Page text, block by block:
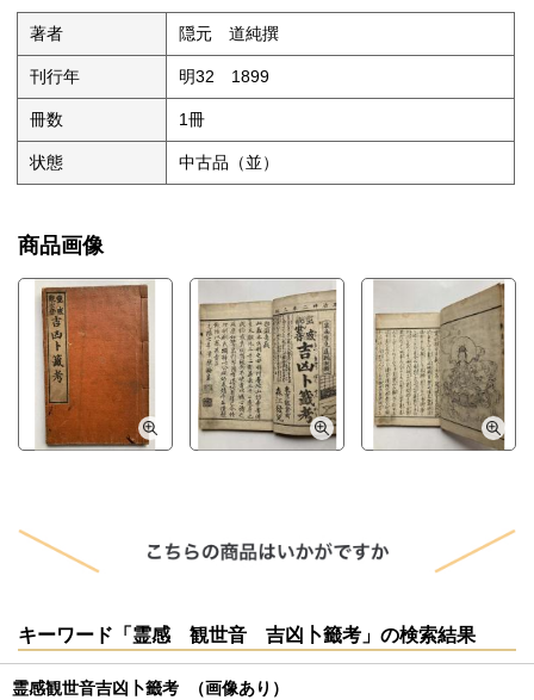
著者 隠元 道純撰
刊行年 明32 1899
冊数 1冊
状態 中古品（並）
商品画像
キーワード「霊感 観世音 吉凶卜籤考」の検索結果
霊感観世音吉凶卜籤考 （画像あり）